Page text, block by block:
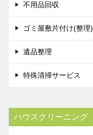
不用品回収
ゴミ屋敷片付け(整理)
遺品整理
特殊清掃サービス
ハウスクリーニング